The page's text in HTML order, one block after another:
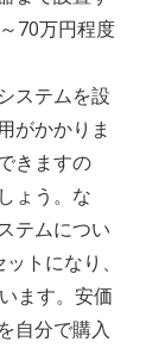
70万円程度
ステムを設
がかかりま
きますの
ょう。な
テムについ
トになり、
ます。安価
自分で購入